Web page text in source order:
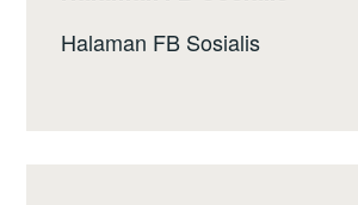
Halaman FB Sosialis